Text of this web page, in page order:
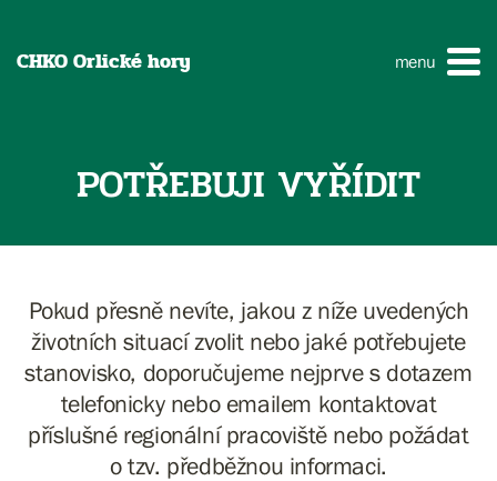
CHKO Orlické hory menu
POTŘEBUJI VYŘÍDIT
Pokud přesně nevíte, jakou z níže uvedených
životních situací zvolit nebo jaké potřebujete
stanovisko, doporučujeme nejprve s dotazem
telefonicky nebo emailem kontaktovat
příslušné regionální pracoviště nebo požádat
o tzv. předběžnou informaci.